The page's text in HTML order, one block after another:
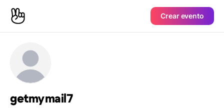
Crear evento
getmymail7